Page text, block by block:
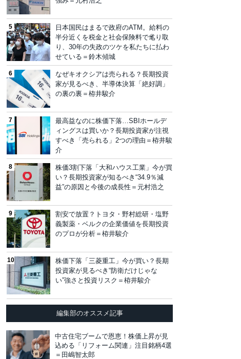
日本国民はまるで政府のATM。給料の
半分近くを税金と社会保険料で毟り取
り、30年の失政のツケを私たちに払わ
せている＝鈴木傾城
なぜキオクシアは売られる？長期投資
家が見るべき、半導体決算「絶好調」
の裏の裏＝栫井駿介
最高益なのに株価下落…SBIホールデ
ィングスは買いか？長期投資家が注視
すべき「売られる」2つの理由＝栫井駿
介
株価3割下落「大和ハウス工業」今が買
い？長期投資家が知るべき“34.9％減
益”の原因と今後の成長性＝元村浩之
割安で放置？トヨタ・野村総研・塩野
義製薬・ベルクの企業価値を長期投資
のプロが分析＝栫井駿介
株価下落「三菱重工」今が買い？長期
投資家が見るべき“防衛だけじゃな
い”強さと投資リスク＝栫井駿介
編集部のオススメ記事
中古住宅ブームで恩恵！株価上昇が見
込める「リフォーム関連」注目銘柄4選
＝田嶋智太郎